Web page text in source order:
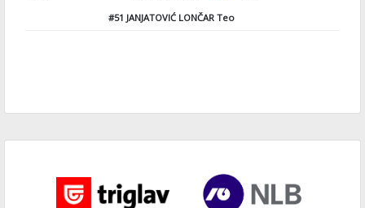
#51 JANJATOVIĆ LONČAR Teo